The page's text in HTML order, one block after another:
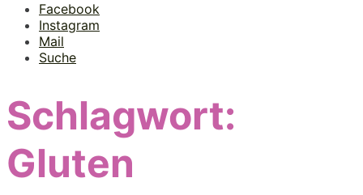
Facebook
Instagram
Mail
Suche
Schlagwort:
Gluten